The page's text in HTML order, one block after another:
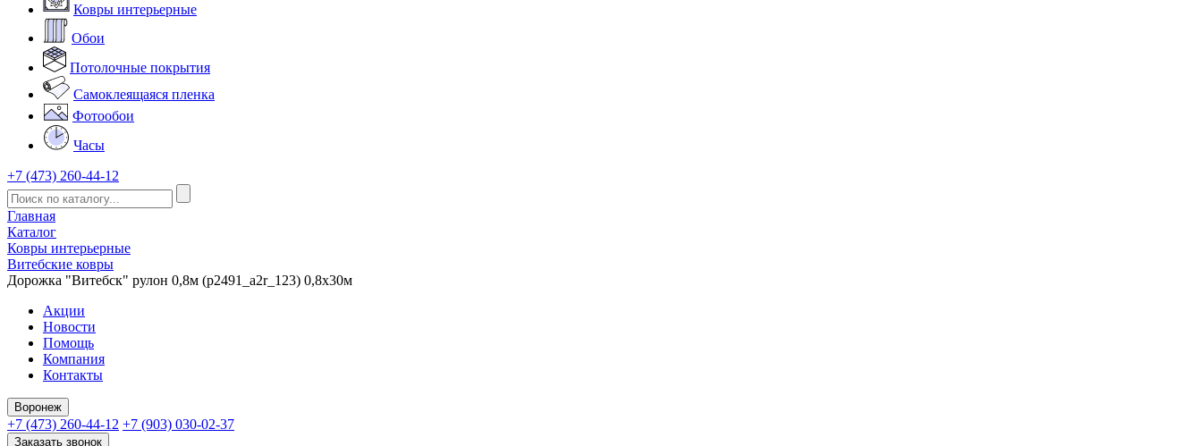
Ковры интерьерные
Обои
Потолочные покрытия
Самоклеящаяся пленка
Фотообои
Часы
+7 (473) 260-44-12
Главная
Каталог
Ковры интерьерные
Витебские ковры
Дорожка "Витебск" рулон 0,8м (p2491_a2r_123) 0,8х30м
Акции
Новости
Помощь
Компания
Контакты
Воронеж
+7 (473) 260-44-12 +7 (903) 030-02-37
Заказать звонок